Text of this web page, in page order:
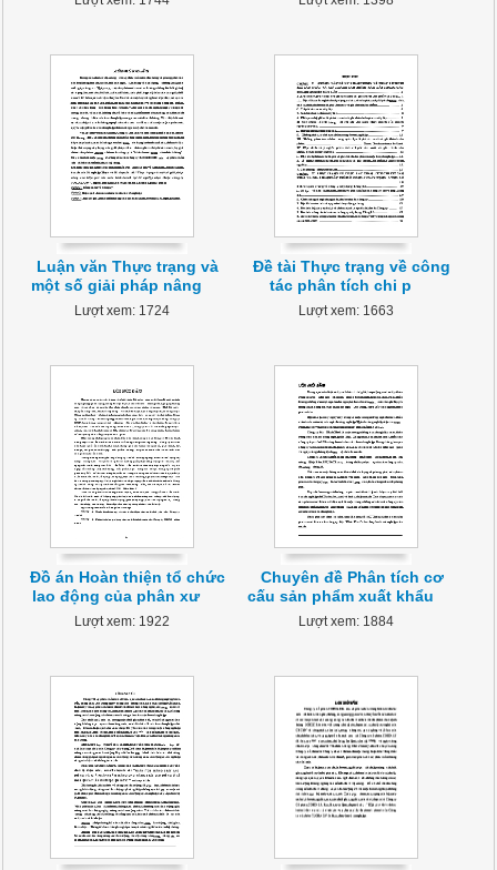
Luận văn Thực trạng và
một số giải pháp nâng
Lượt xem: 1724
Đề tài Thực trạng về công
tác phân tích chi p
Lượt xem: 1663
Đồ án Hoàn thiện tổ chức
lao động của phân xư
Lượt xem: 1922
Chuyên đề Phân tích cơ
cấu sản phẩm xuất khẩu
Lượt xem: 1884